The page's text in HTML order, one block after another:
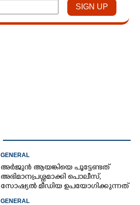
GENERAL
അർജുൻ ആയങ്കിയെ പൂട്ടേണ്ടത്
അഭിമാനപ്രശ്നമാക്കി പൊലീസ്,
സാേഷ്യൽ മീഡിയ ഉപയോഗിക്കുന്നത്
GENERAL